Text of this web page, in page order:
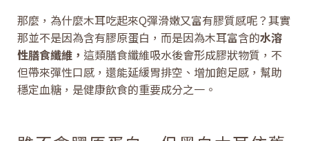
那麼，為什麼木耳吃起來Q彈滑嫩又富有膠質感呢？其實
那並不是因為含有膠原蛋白，而是因為木耳富含的水溶
性膳食纖維， 這類膳食纖維吸水後會形成膠狀物質，不
但帶來彈性口感，還能延緩胃排空、增加飽足感，幫助
穩定血糖，是健康飲食的重要成分之一。